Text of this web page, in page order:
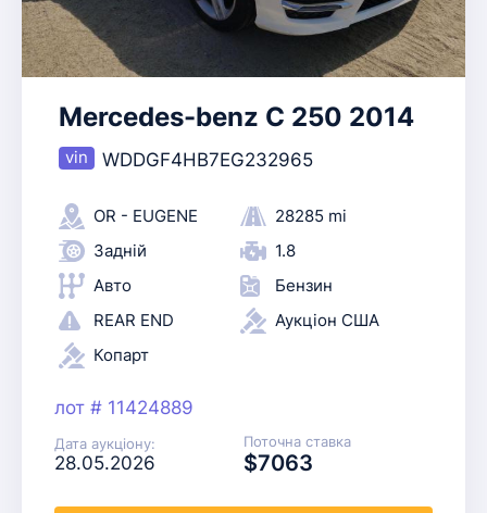
Mercedes-benz C 250 2014
WDDGF4HB7EG232965
OR - EUGENE
28285 mi
Задній
1.8
Авто
Бензин
REAR END
Аукціон США
Копарт
лот # 11424889
Дата аукціону:
28.05.2026
Поточна ставка
$7063